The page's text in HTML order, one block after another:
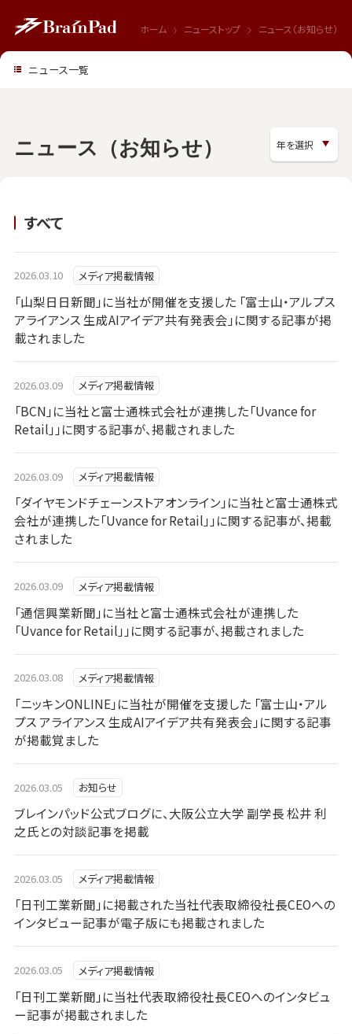
ホーム ニューストップ ニュース（お知らせ）
ニュース（お知らせ）
すべて
2026.03.10 メディア掲載情報
「山梨日日新聞」に当社が開催を支援した 「富士山・アルプス
アライアンス 生成AIアイデア共有発表会」に関する記事が掲
載されました
2026.03.09 メディア掲載情報
「BCN」に当社と富士通株式会社が連携した「Uvance for
Retail」」に関する記事が、掲載されました
2026.03.09 メディア掲載情報
「ダイヤモンドチェーンストアオンライン」に当社と富士通株式
会社が連携した「Uvance for Retail」」に関する記事が、掲載
されました
2026.03.09 メディア掲載情報
「通信興業新聞」に当社と富士通株式会社が連携した
「Uvance for Retail」」に関する記事が、掲載されました
2026.03.08 メディア掲載情報
「ニッキンONLINE」に当社が開催を支援した 「富士山・アル
プス アライアンス 生成AIアイデア共有発表会」に関する記事
が掲載覚ました
2026.03.05 お知らせ
ブレインパッド公式ブログに、大阪公立大学 副学長 松井 利
之氏との対談記事を掲載
2026.03.05 メディア掲載情報
「日刊工業新聞」に掲載された当社代表取締役社長CEOへの
インタビュー記事が電子版にも掲載されました
2026.03.05 メディア掲載情報
「日刊工業新聞」に当社代表取締役社長CEOへのインタビュ
ー記事が掲載されました
ニュース一覧